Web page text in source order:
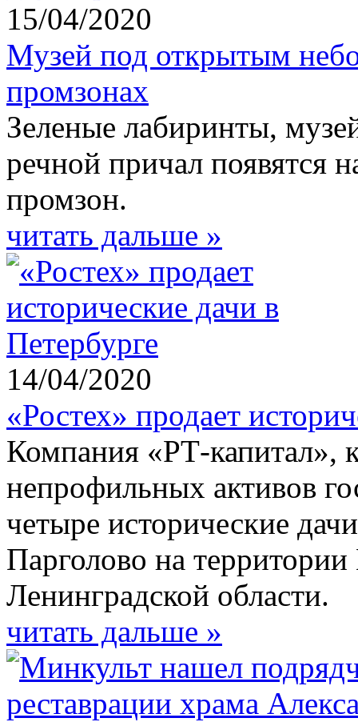
15/04/2020
Музей под открытым
промзонах
Зеленые лабиринты,
речной причал появятся
промзон.
читать дальше »
14/04/2020
«Ростех» продает
Компания «РТ-капитал»,
непрофильных активов
четыре исторические
Парголово на
Ленинградской области.
читать дальше »